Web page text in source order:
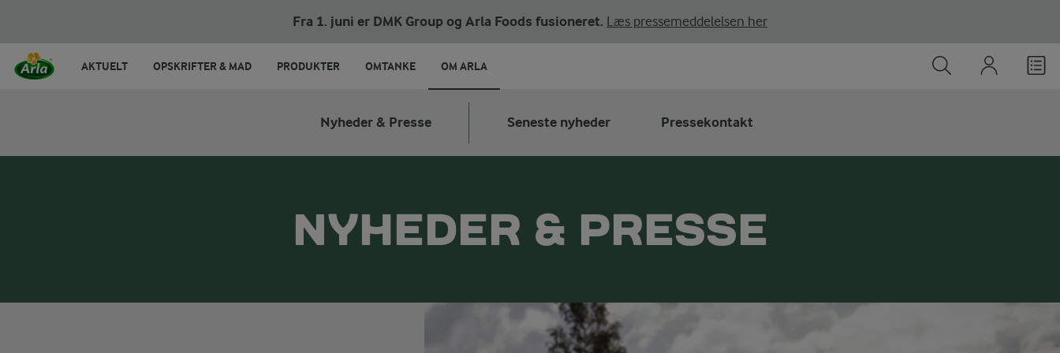
Fra 1. juni er DMK Group og Arla Foods fusioneret. Læs pressemeddelelsen her
AKTUELT OPSKRIFTER & MAD PRODUKTER OMTANKE OM ARLA
Nyheder & Presse Seneste nyheder Pressekontakt
NYHEDER & PRESSE